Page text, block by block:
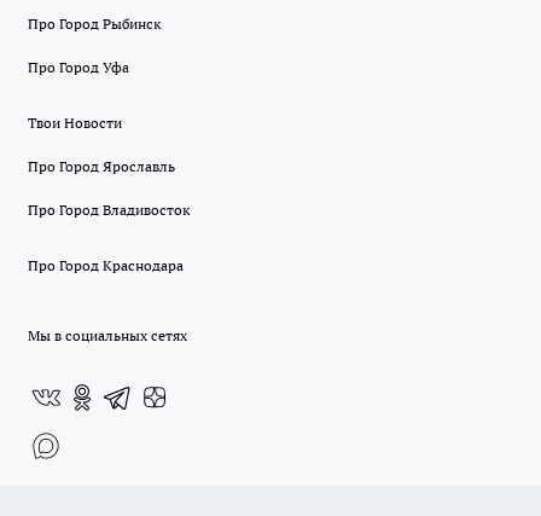
Про Город Рыбинск
Про Город Уфа
Твои Новости
Про Город Ярославль
Про Город Владивосток
Про Город Краснодара
Мы в социальных сетях